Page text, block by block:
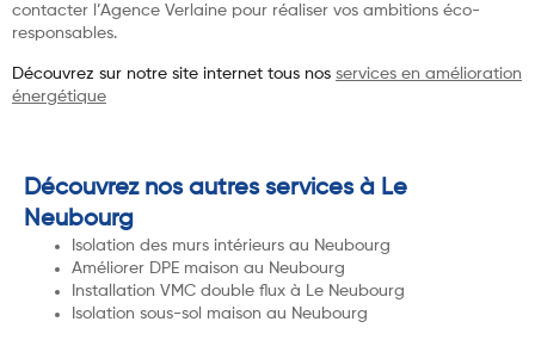
contacter l’Agence Verlaine pour réaliser vos ambitions éco-
responsables.
Découvrez sur notre site internet tous nos services en amélioration
énergétique
Découvrez nos autres services à Le
Neubourg
Isolation des murs intérieurs au Neubourg
Améliorer DPE maison au Neubourg
Installation VMC double flux à Le Neubourg
Isolation sous-sol maison au Neubourg